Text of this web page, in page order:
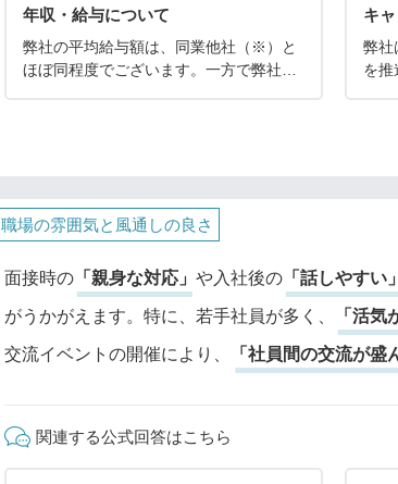
年収・給与について
弊社の平均給与額は、同業他社（※）と
ほぼ同程度でございます。一方で弊社は
キ
弊社
を推
い
こ
職場の雰囲気と風通しの良さ
面接時の 「親身な対応」 や入社後の 「話しやすい」
がうかがえます。特に、若手社員が多く、 「活気
交流イベントの開催により、 「社員間の交流が盛
関連する公式回答はこちら